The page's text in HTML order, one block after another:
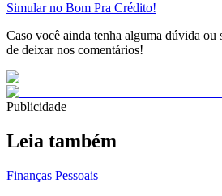
Simular no Bom Pra Crédito!
Caso você ainda tenha alguma dúvida ou
de deixar nos comentários!
Publicidade
Leia também
Finanças Pessoais